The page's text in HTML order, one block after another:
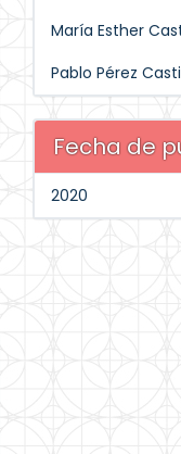
María Esther
Pablo Pérez
Fecha de
2020